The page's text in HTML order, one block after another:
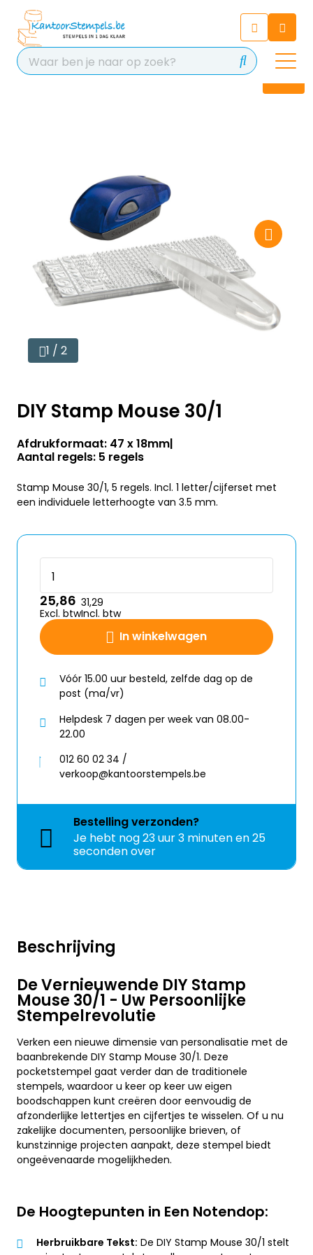
Chat 24/7 met onze chatbot
voor hulp
Contact
Beschrijving
De Vernieuwende DIY Stamp
Mouse 30/1 - Uw Persoonlijke
Stempelrevolutie
Verken een nieuwe dimensie van personalisatie met de
baanbrekende DIY Stamp Mouse 30/1. Deze
pocketstempel gaat verder dan de traditionele
stempels, waardoor u keer op keer uw eigen
boodschappen kunt creëren door eenvoudig de
afzonderlijke lettertjes en cijfertjes te wisselen. Of u nu
zakelijke documenten, persoonlijke brieven, of
kunstzinnige projecten aanpakt, deze stempel biedt
ongeëvenaarde mogelijkheden.
De Hoogtepunten in Een Notendop:
Herbruikbare Tekst: De DIY Stamp Mouse 30/1 stelt
1 / 2
DIY Stamp Mouse 30/1
Afdrukformaat: 47 x 18mm
Aantal regels: 5 regels
Stamp Mouse 30/1, 5 regels. Incl. 1 letter/cijferset met
een individuele letterhoogte van 3.5 mm.
In winkelwagen
25,86
Excl. btw
31,29
Incl. btw
Vóór 15.00 uur besteld, zelfde dag op de
post (ma/vr)
Helpdesk 7 dagen per week van 08.00-
22.00
012 60 02 34 /
verkoop@kantoorstempels.be
Bestellingverzonden?
Je hebt nog23 uur 3 minuten en 25
seconden over